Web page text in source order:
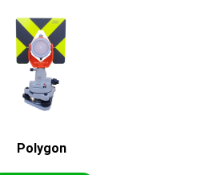
Polygon